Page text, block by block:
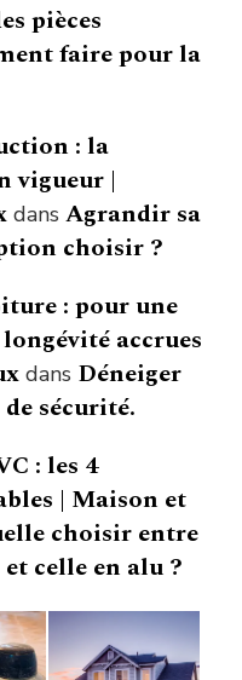
pièces
faire pour la
: la
vigueur |
dans Agrandir sa
choisir ?
: pour une
accrues
dans Déneiger
sécurité.
: les 4
| Maison et
choisir entre
celle en alu ?